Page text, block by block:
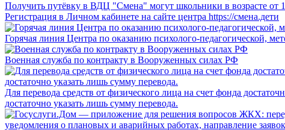
Получить путёвку в ВДЦ "Смена" могут школьники в возрасте от
Регистрация в Личном кабинете на сайте центра https://смена.дети
Горячая линия Центра по оказанию психолого-педагогической,
Военная служба по контракту в Вооруженных силах РФ
Для перевода средств от физического лица на счет фонда
достаточно указать лишь сумму перевода.